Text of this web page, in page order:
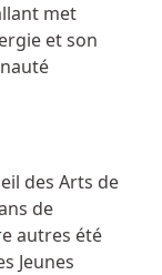
met
et son
des Arts de
de
autres été
Jeunes